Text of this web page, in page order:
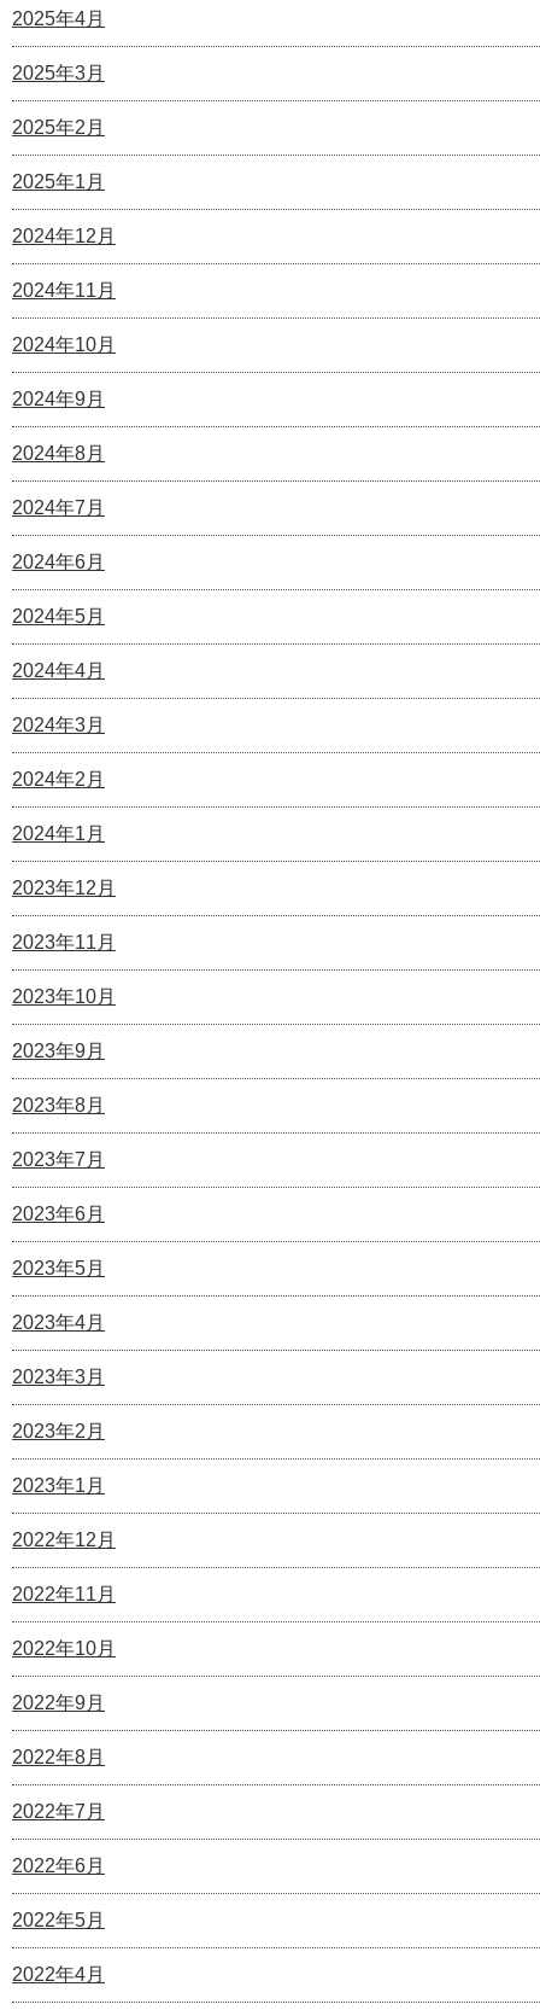
2025年4月
2025年3月
2025年2月
2025年1月
2024年12月
2024年11月
2024年10月
2024年9月
2024年8月
2024年7月
2024年6月
2024年5月
2024年4月
2024年3月
2024年2月
2024年1月
2023年12月
2023年11月
2023年10月
2023年9月
2023年8月
2023年7月
2023年6月
2023年5月
2023年4月
2023年3月
2023年2月
2023年1月
2022年12月
2022年11月
2022年10月
2022年9月
2022年8月
2022年7月
2022年6月
2022年5月
2022年4月